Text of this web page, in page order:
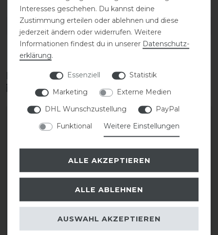
DETAILS ZUR PRODUKTSICHERHEIT
Diese Produkte könnten dich auch
interessieren
Acavallo Gel Pad ACTIVE
Acavallo Gel Pad ACTIVE
Interesses geschehen. Du kannst deine
Zustimmung erteilen oder ablehnen und diese
jederzeit ändern oder widerrufen. Weitere
Informationen findest du in unserer Daten­schutz­
erklärung.
Essenziell
Statistik
Marketing
Externe Medien
DHL Wunschzustellung
PayPal
Funktional
Weitere Einstellungen
ALLE AKZEPTIEREN
ALLE ABLEHNEN
AUSWAHL AKZEPTIEREN